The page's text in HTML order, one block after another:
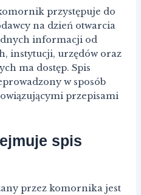
przystępuje do
na dzień otwarcia
informacji od
instytucji, urzędów oraz
ma dostęp. Spis
w sposób
przepisami
spis
przez komornika jest